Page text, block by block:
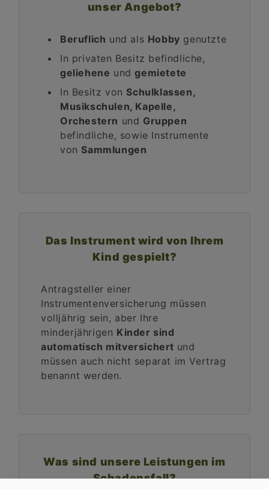
unser Angebot?
Beruflich und als Hobby genutzte
In privaten Besitz befindliche,
geliehene undgemietete
In Besitz von Schulklassen,
Musikschulen, Kapelle,
Orchestern und Gruppen
befindliche, sowie Instrumente
von Sammlungen
Das Instrument wird von Ihrem
Kind gespielt?
Antragsteller einer
Instrumentenversicherung müssen
volljährig sein, aber Ihre
minderjährigen Kinder sind
automatisch mitversichert und
müssen auch nicht separat im Vertrag
benannt werden.
Was sind unsere Leistungen im
Schadensfall?